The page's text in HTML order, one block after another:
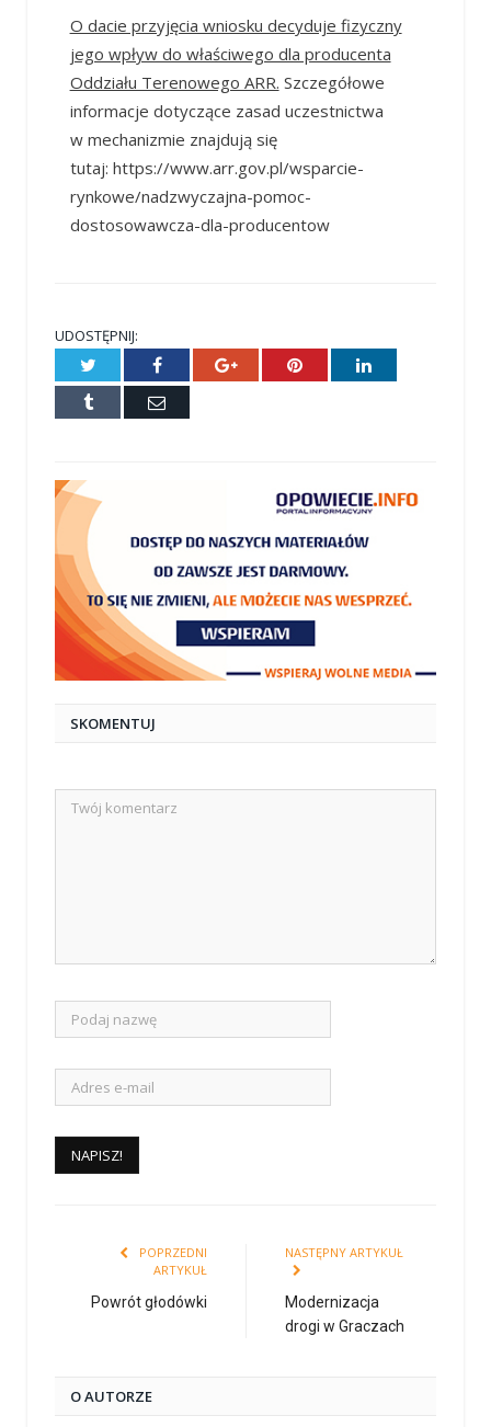
O dacie przyjęcia wniosku decyduje fizyczny
jego wpływ do właściwego dla producenta
Oddziału Terenowego ARR. Szczegółowe
informacje dotyczące zasad uczestnictwa
w mechanizmie znajdują się
tutaj: https://www.arr.gov.pl/wsparcie-
rynkowe/nadzwyczajna-pomoc-
dostosowawcza-dla-producentow
UDOSTĘPNIJ:
Twitter Facebook Google+ Pinterest LinkedIn
Tumblr
E-
SKOMENTUJ
POPRZEDNI
ARTYKUŁ
Powrót głodówki
NASTĘPNY ARTYKUŁ
Modernizacja
drogi w Graczach
O AUTORZE